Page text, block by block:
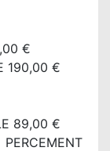
€
190,00 €
89,00 €